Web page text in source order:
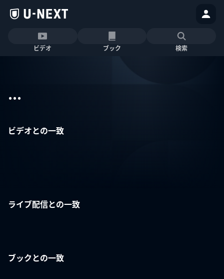
ビデオ ブック 検索
...
ビデオとの一致
ライブ配信との一致
ブックとの一致